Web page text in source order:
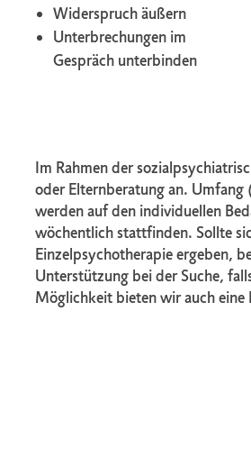
Widerspruch äußern
Unterbrechungen im
Gespräch unterbinden
Im Rahmen der
oder Elternberatung an.
werden auf den individuellen
wöchentlich stattfinden. Sollte
Einzelpsychotherapie ergeben,
Unterstützung bei der Suche,
Möglichkeit bieten wir auch eine